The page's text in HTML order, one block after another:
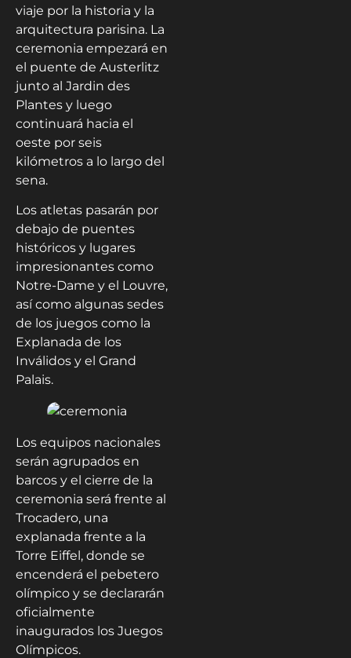
viaje por la historia y la
arquitectura parisina. La
ceremonia empezará en
el puente de Austerlitz
junto al Jardin des
Plantes y luego
continuará hacia el
oeste por seis
kilómetros a lo largo del
sena.
Los atletas pasarán por
debajo de puentes
históricos y lugares
impresionantes como
Notre-Dame y el Louvre,
así como algunas sedes
de los juegos como la
Explanada de los
Inválidos y el Grand
Palais.
Los equipos nacionales
serán agrupados en
barcos y el cierre de la
ceremonia será frente al
Trocadero, una
explanada frente a la
Torre Eiffel, donde se
encenderá el pebetero
olímpico y se declararán
oficialmente
inaugurados los Juegos
Olímpicos.